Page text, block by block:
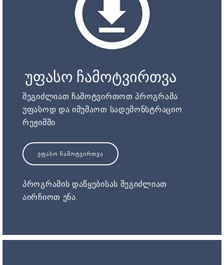
უფასო ჩამოტვირთვა
შეგიძლიათ ჩამოტვირთოთ პროგრამა
უფასოდ და იმუშაოთ სადემონსტრაციო
რეჟიმში
ᲣᲤᲐᲡᲝ ᲩᲐᲛᲝᲢᲕᲘᲠᲗᲕᲐ
პროგრამის დაწყებისას შეგიძლიათ
აირჩიოთ ენა.